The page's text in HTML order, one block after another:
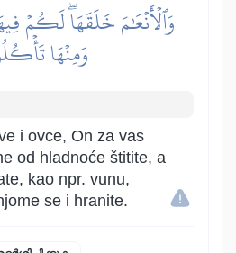
وَٱلۡأَنۡعَٰمَ خَلَقَهَاۖ لَكُمۡ
وَمِنۡهَا
i ovce, On za vas
od hladnoće štitite, a
kao npr. vunu,
se i hranite.